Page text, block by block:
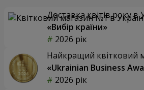
Доставка квітів року в
«Вибір країни»
2026 рік
Найкращий квітковий
«Ukrainian Business
2026 рік